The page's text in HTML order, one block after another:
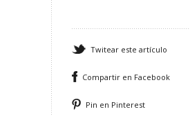
Twitear este artículo
Compartir en Facebook
Pin en Pinterest